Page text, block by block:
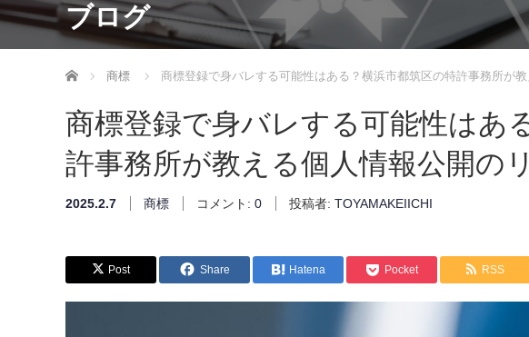
ブログ
ホーム 商標 商標登録で身バレする可能性はある？横浜市都筑区の特許事務所が
商標登録で身バレする可能性はあ
許事務所が教える個人情報公開の
2025.2.7 商標 コメント: 0 投稿者: TOYAMAKEIICHI
Post Share Hatena Pocket RSS